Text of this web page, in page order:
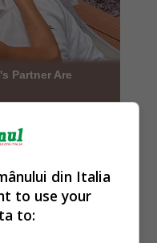
din Italia
to use your
to: